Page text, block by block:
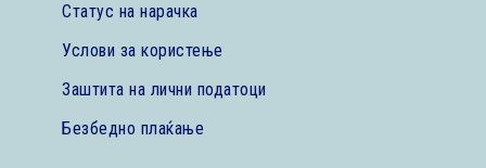
Статус на нарачка
Услови за користење
Заштита на лични податоци
Безбедно плаќање